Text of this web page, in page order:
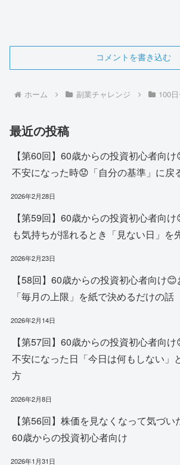
コメントを書き込む
ホーム 副業チャレンジ 100
最近の投稿
【第60回】60歳からの投資初心者向
不安になった時😟「自分の基準」に戻
2026年2月28日
【第59回】60歳からの投資初心者向
も気持ちが揺れるとき「見ない日」を
2026年2月23日
【58回】60歳からの投資初心者向け
「毎月の上限」を紙で決めるだけの話
2026年2月14日
【第57回】60歳からの投資初心者向
不安になった日「今日は何もしない」
方
2026年2月8日
【第56回】株価を見なくなって気づい
60歳からの投資初心者向け
2026年1月31日